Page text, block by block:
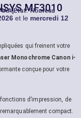
MF3010
État: Nouveau
et le mercredi 12
qui freinent votre
Monochrome Canon i-
conçue pour votre
d’impression, de
compact.